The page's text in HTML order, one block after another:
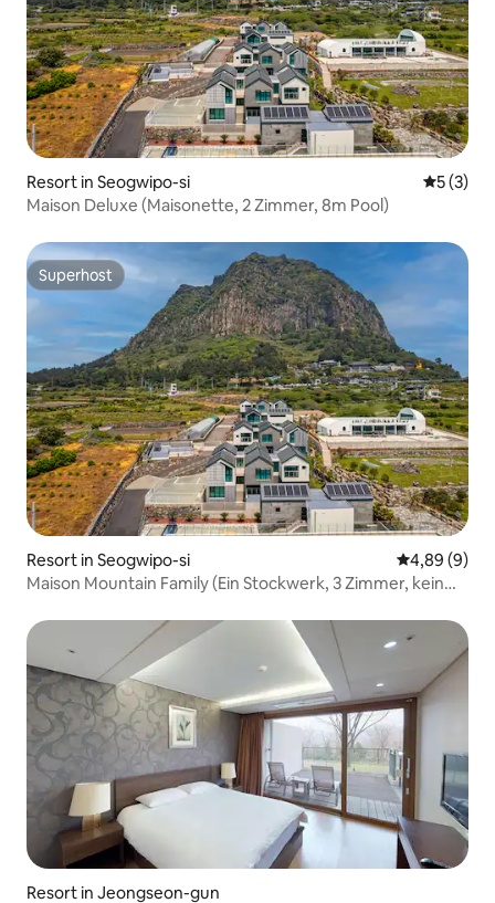
Resort in Seogwipo-si
5 (3)
Maison Deluxe (Maisonette, 2 Zimmer, 8m Pool)
Superhost
Superhost
Resort in Seogwipo-si
4,89 (9)
Maison Mountain Family (Ein Stockwerk, 3 Zimmer, kein
Resort in Jeongseon-gun